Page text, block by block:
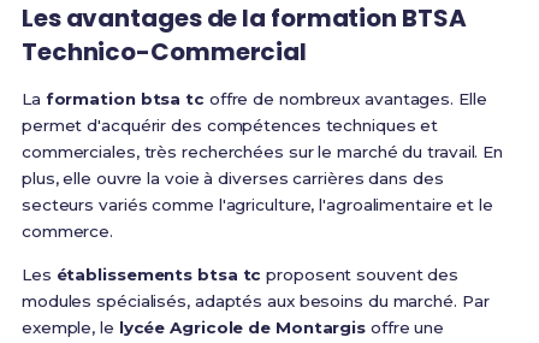
Les avantages de la formation BTSA
Technico-Commercial
La formation btsa tc offre de nombreux avantages. Elle
permet d'acquérir des compétences techniques et
commerciales, très recherchées sur le marché du travail. En
plus, elle ouvre la voie à diverses carrières dans des
secteurs variés comme l'agriculture, l'agroalimentaire et le
commerce.
Les établissements btsa tc proposent souvent des
modules spécialisés, adaptés aux besoins du marché. Par
exemple, le lycée Agricole de Montargis offre une